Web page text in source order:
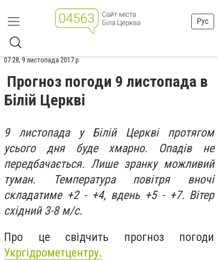
Рус
07:28, 9 листопада 2017 р.
Прогноз погоди 9 листопада в
Білій Церкві
9 листопада у Білій Церкві протягом
усього дня буде хмарно. Опадів не
передбачається. Лише зранку можливий
туман. Температура повітря вночі
складатиме +2 - +4, вдень +5 - +7. Вітер
східний 3-8 м/с.
Про це свідчить прогноз погоди
Укргідрометцентру.